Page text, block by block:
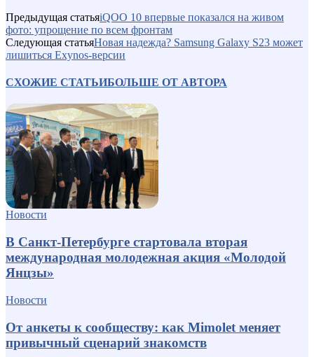
Предыдущая статьяiQOO 10 впервые показался на живом
фото: упрощение по всем фронтам
Следующая статьяНовая надежда? Samsung Galaxy S23 может
лишиться Exynos-версии
СХОЖИЕ СТАТЬИБОЛЬШЕ ОТ АВТОРА
Новости
В Санкт-Петербурге стартовала вторая
международная молодежная акция «Молодой
Янцзы»
Новости
От анкеты к сообществу: как Mimolet меняет
привычный сценарий знакомств